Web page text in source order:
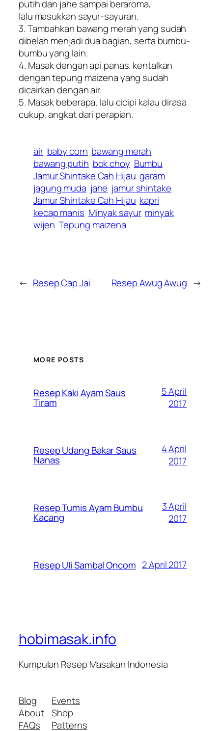
putih dan jahe sampai beraroma,
lalu masukkan sayur-sayuran.
3. Tambahkan bawang merah yang sudah
dibelah menjadi dua bagian, serta bumbu-
bumbu yang lain.
4. Masak dengan api panas. kentalkan
dengan tepung maizena yang sudah
dicairkan dengan air.
5. Masak beberapa, lalu cicipi kalau dirasa
cukup, angkat dari perapian.
air baby corn bawang merah
bawang putih bok choy Bumbu
Jamur Shintake Cah Hijau garam
jagung muda jahe jamur shintake
Jamur Shintake Cah Hijau kapri
kecap manis Minyak sayur minyak
wijen Tepung maizena
← Resep Cap Jai Resep Awug Awug →
MORE POSTS
Resep Kaki Ayam Saus
Tiram
5 April
2017
Resep Udang Bakar Saus
Nanas
4 April
2017
Resep Tumis Ayam Bumbu
Kacang
3 April
2017
Resep Uli Sambal Oncom 2 April 2017
hobimasak.info
Kumpulan Resep Masakan Indonesia
Blog
About
FAQs
Events
Shop
Patterns